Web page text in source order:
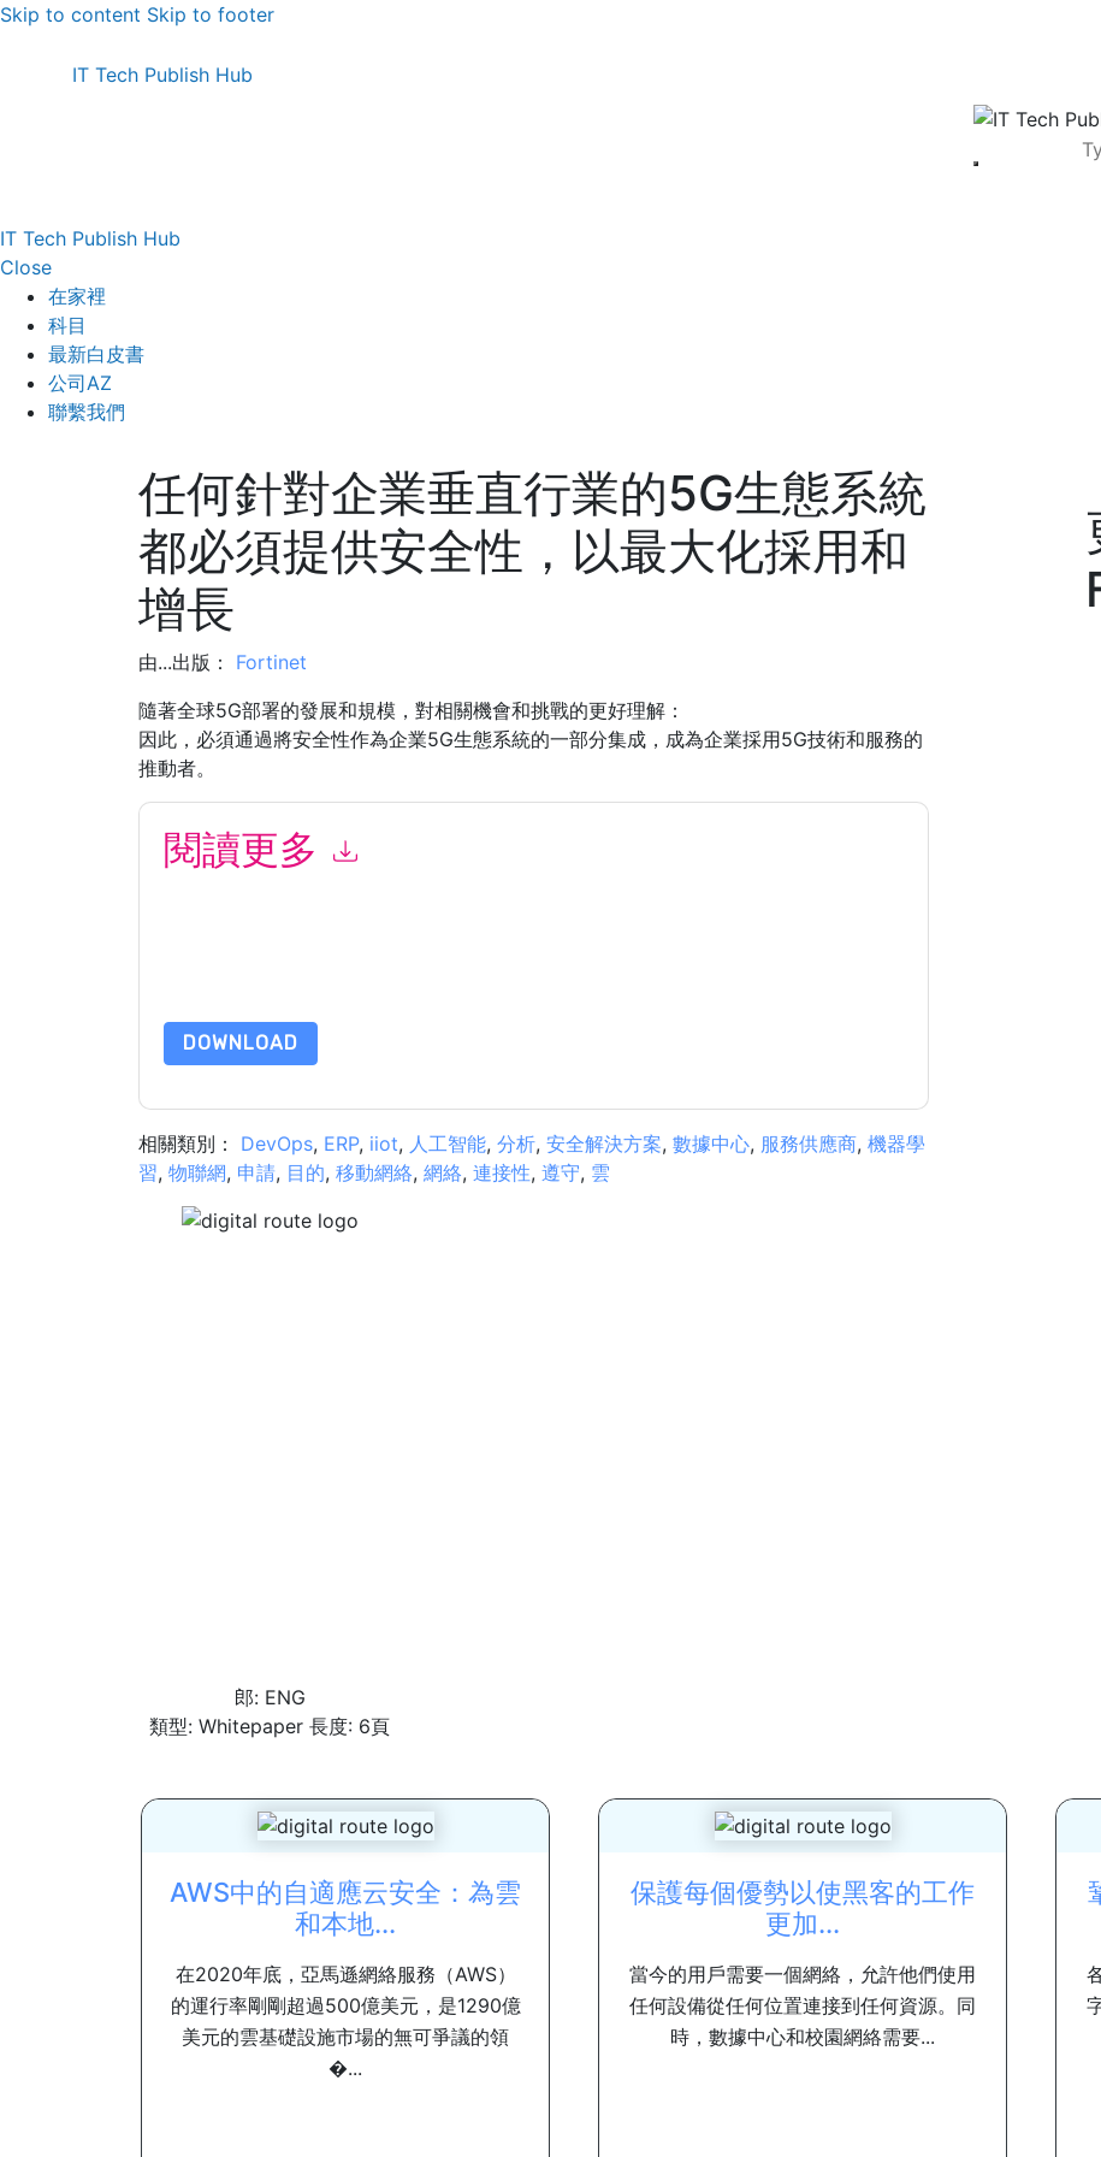
Skip to content Skip to footer
IT Tech Publish Hub
IT Tech Publish Hub
Close
在家裡
科目
最新白皮書
公司AZ
聯繫我們
任何針對企業垂直行業的5G生態系統
都必須提供安全性，以最大化採用和
增長
由...出版： Fortinet
隨著全球5G部署的發展和規模，對相關機會和挑戰的更好理解：
因此，必須通過將安全性作為企業5G生態系統的一部分集成，成為企業採用5G技術和服務的
推動者。
閱讀更多
DOWNLOAD
相關類別： DevOps, ERP, iiot, 人工智能, 分析, 安全解決方案, 數據中心, 服務供應商, 機器學
習, 物聯網, 申請, 目的, 移動網絡, 網絡, 連接性, 遵守, 雲
郎: ENG
類型: Whitepaper 長度: 6頁
AWS中的自適應云安全：為雲
和本地...
在2020年底，亞馬遜網絡服務（AWS）
的運行率剛剛超過500億美元，是1290億
美元的雲基礎設施市場的無可爭議的領
�...
保護每個優勢以使黑客的工作
更加...
當今的用戶需要一個網絡，允許他們使用
任何設備從任何位置連接到任何資源。同
時，數據中心和校園網絡需要...